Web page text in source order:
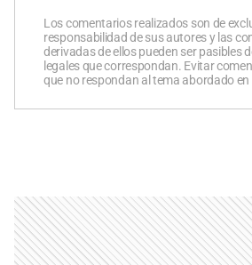
Los comentarios realizados son de
responsabilidad de sus autores y las
derivadas de ellos pueden ser pasibles
legales que correspondan. Evitar
que no respondan al tema abordado